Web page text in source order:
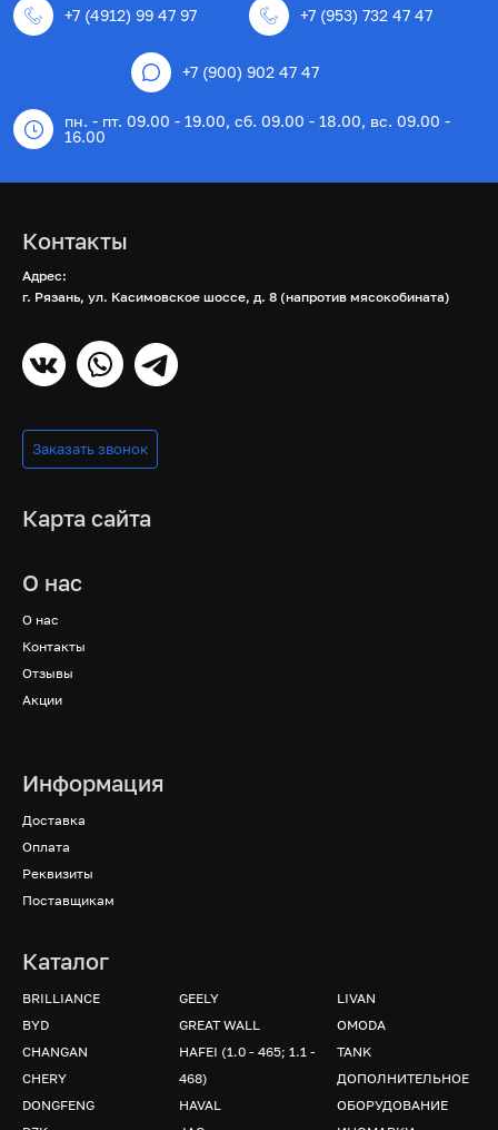
+7 (4912) 99 47 97 +7 (953) 732 47 47
+7 (900) 902 47 47
пн. - пт. 09.00 - 19.00, сб. 09.00 - 18.00, вс. 09.00 -
16.00
Контакты
Адрес:
г. Рязань, ул. Касимовское шоссе, д. 8 (напротив мясокобината)
Заказать звонок
Карта сайта
О нас
О нас
Контакты
Отзывы
Акции
Информация
Доставка
Оплата
Реквизиты
Поставщикам
Каталог
BRILLIANCE
BYD
CHANGAN
CHERY
DONGFENG
GEELY
GREAT WALL
HAFEI (1.0 - 465; 1.1 -
468)
HAVAL
LIVAN
OMODA
TANK
ДОПОЛНИТЕЛЬНОЕ
ОБОРУДОВАНИЕ